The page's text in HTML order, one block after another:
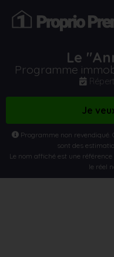
Le
Programme
Je
Programme non revendiqué.
sont des
Le nom affiché est une
le réel